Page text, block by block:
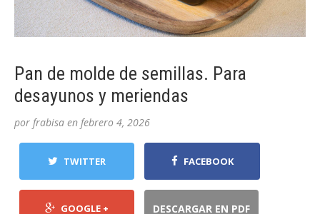
Pan de molde de semillas. Para
desayunos y meriendas
por frabisa en febrero 4, 2026
TWITTER FACEBOOK
GOOGLE + DESCARGAR EN PDF